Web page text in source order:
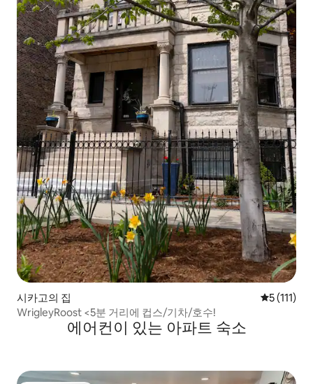
시카고의 집 평점 5점(5
5 (111)
WrigleyRoost <5분 거리에 컵스/기차/호수!
에어컨이 있는 아파트 숙소